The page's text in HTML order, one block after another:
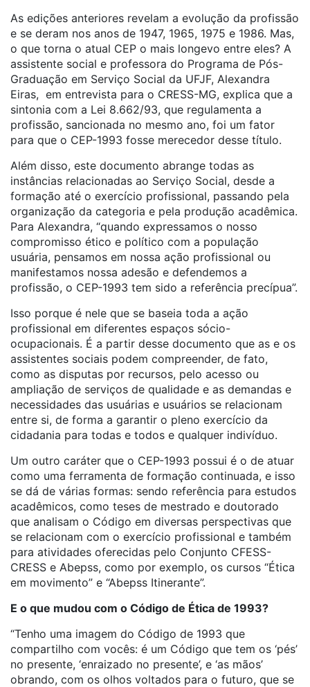
As edições anteriores revelam a evolução da profissão
e se deram nos anos de 1947, 1965, 1975 e 1986. Mas,
o que torna o atual CEP o mais longevo entre eles? A
assistente social e professora do Programa de Pós-
Graduação em Serviço Social da UFJF, Alexandra
Eiras, em entrevista para o CRESS-MG, explica que a
sintonia com a Lei 8.662/93, que regulamenta a
profissão, sancionada no mesmo ano, foi um fator
para que o CEP-1993 fosse merecedor desse título.
Além disso, este documento abrange todas as
instâncias relacionadas ao Serviço Social, desde a
formação até o exercício profissional, passando pela
organização da categoria e pela produção acadêmica.
Para Alexandra, “quando expressamos o nosso
compromisso ético e político com a população
usuária, pensamos em nossa ação profissional ou
manifestamos nossa adesão e defendemos a
profissão, o CEP-1993 tem sido a referência precípua”.
Isso porque é nele que se baseia toda a ação
profissional em diferentes espaços sócio-
ocupacionais. É a partir desse documento que as e os
assistentes sociais podem compreender, de fato,
como as disputas por recursos, pelo acesso ou
ampliação de serviços de qualidade e as demandas e
necessidades das usuárias e usuários se relacionam
entre si, de forma a garantir o pleno exercício da
cidadania para todas e todos e qualquer indivíduo.
Um outro caráter que o CEP-1993 possui é o de atuar
como uma ferramenta de formação continuada, e isso
se dá de várias formas: sendo referência para estudos
acadêmicos, como teses de mestrado e doutorado
que analisam o Código em diversas perspectivas que
se relacionam com o exercício profissional e também
para atividades oferecidas pelo Conjunto CFESS-
CRESS e Abepss, como por exemplo, os cursos “Ética
em movimento” e “Abepss Itinerante”.
E o que mudou com o Código de Ética de 1993?
“Tenho uma imagem do Código de 1993 que
compartilho com vocês: é um Código que tem os ‘pés’
no presente, ‘enraizado no presente’, e ‘as mãos’
obrando, com os olhos voltados para o futuro, que se